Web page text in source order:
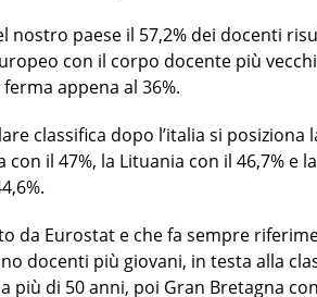
nostro paese il 57,2% dei docenti
con il corpo docente più
appena al 36%.
classifica dopo l’italia si posiziona
con il 47%, la Lituania con il 46,7% e
da Eurostat e che fa sempre
docenti più giovani, in testa alla
più di 50 anni, poi Gran Bretagna